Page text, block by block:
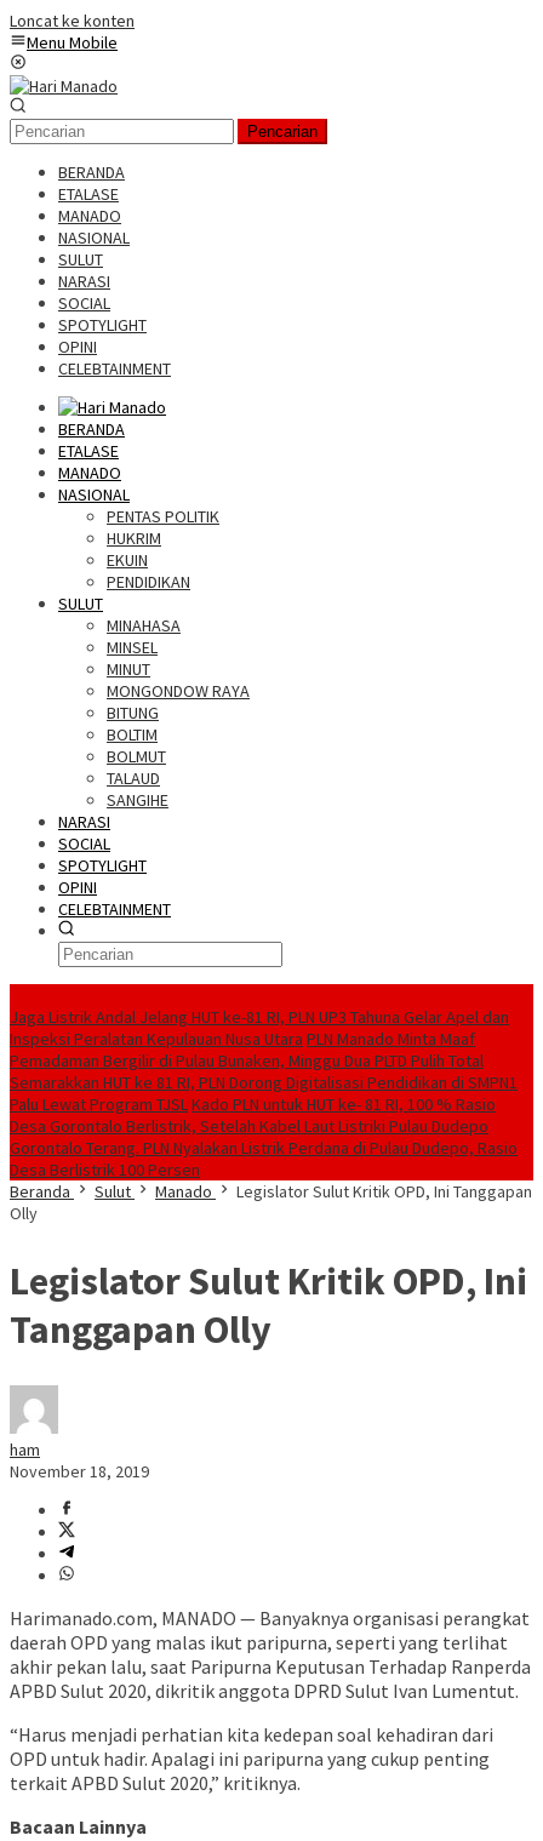
Loncat ke konten
Menu Mobile
Pencarian
BERANDA
ETALASE
MANADO
NASIONAL
SULUT
NARASI
SOCIAL
SPOTYLIGHT
OPINI
CELEBTAINMENT
BERANDA
ETALASE
MANADO
NASIONAL
PENTAS POLITIK
HUKRIM
EKUIN
PENDIDIKAN
SULUT
MINAHASA
MINSEL
MINUT
MONGONDOW RAYA
BITUNG
BOLTIM
BOLMUT
TALAUD
SANGIHE
NARASI
SOCIAL
SPOTYLIGHT
OPINI
CELEBTAINMENT
Jaga Listrik Andal Jelang HUT ke-81 RI, PLN UP3 Tahuna Gelar Apel dan
Inspeksi Peralatan Kepulauan Nusa Utara PLN Manado Minta Maaf
Pemadaman Bergilir di Pulau Bunaken, Minggu Dua PLTD Pulih Total
Semarakkan HUT ke 81 RI, PLN Dorong Digitalisasi Pendidikan di SMPN1
Palu Lewat Program TJSLKado PLN untuk HUT ke- 81 RI, 100 % Rasio
Desa Gorontalo Berlistrik, Setelah Kabel Laut Listriki Pulau Dudepo
Gorontalo Terang. PLN Nyalakan Listrik Perdana di Pulau Dudepo, Rasio
Desa Berlistrik 100 Persen
Beranda
Sulut Manado
Legislator Sulut Kritik OPD, Ini Tanggapan
Olly
Legislator Sulut Kritik OPD, Ini
Tanggapan Olly
ham
November 18, 2019
Harimanado.com, MANADO — Banyaknya organisasi perangkat
daerah OPD yang malas ikut paripurna, seperti yang terlihat
akhir pekan lalu, saat Paripurna Keputusan Terhadap Ranperda
APBD Sulut 2020, dikritik anggota DPRD Sulut Ivan Lumentut.
“Harus menjadi perhatian kita kedepan soal kehadiran dari
OPD untuk hadir. Apalagi ini paripurna yang cukup penting
terkait APBD Sulut 2020,” kritiknya.
Bacaan Lainnya